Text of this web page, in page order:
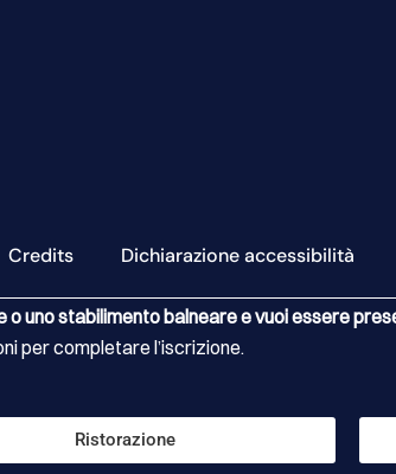
Credits Dichiarazione accessibilità
uno stabilimento balneare e vuoi essere
per completare l’iscrizione.
Ristorazione